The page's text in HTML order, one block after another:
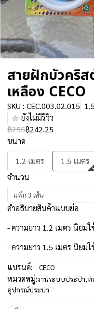
สายฝักบัวคริ
เหลือง CECO
SKU : CEC.003.02.015
ยังไม่มีรีวิว
฿255฿242.25
ขนาด
1.2 เมตร
1.5 เมตร
จำนวน
แพ็ก 3 เส้น
คำอธิบายสินค้าแบบย่อ
- ความยาว 1.2 เมตร นิยมใ
- ความยาว 1.5 เมตร นิยมใ
แบรนด์:
CECO
หมวดหมู่:งานระบบประปา,ท่
อุปกรณ์ประปา